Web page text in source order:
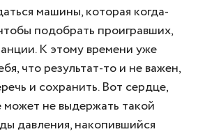
машины, которая когда-
подобрать проигравших,
К этому времени уже
что результат-то и не важен,
и сохранить. Вот сердце,
не выдержать такой
давления, накопившийся